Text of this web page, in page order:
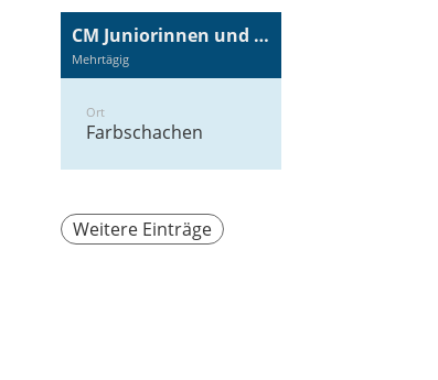
CM Juniorinnen und Junioren
Mehrtägig
Ort
Farbschachen
Weitere Einträge